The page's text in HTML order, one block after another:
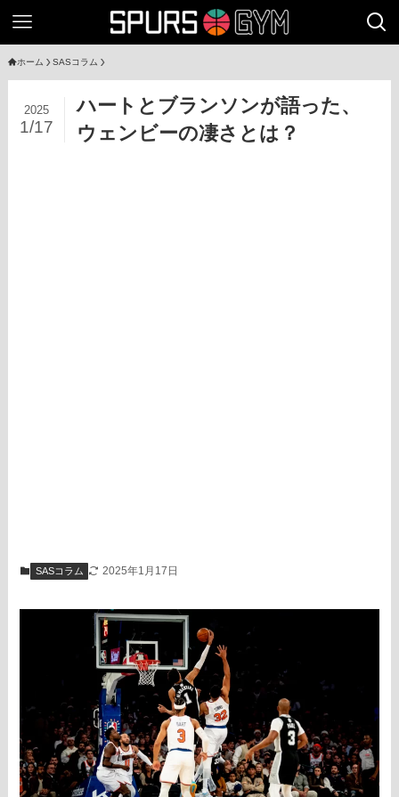
ホーム SASコラム
ハートとブランソンが語った、
ウェンビーの凄さとは？
2025
1/17
SASコラム 2025年1月17日